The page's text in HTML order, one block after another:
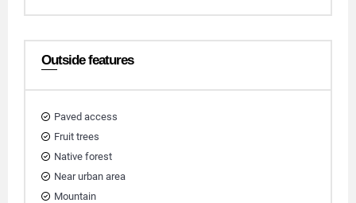
Outside features
Paved access
Fruit trees
Native forest
Near urban area
Mountain